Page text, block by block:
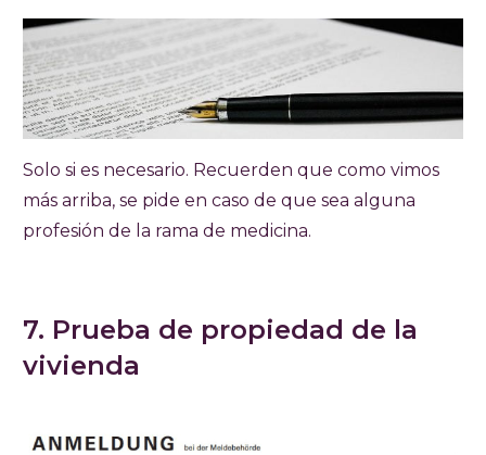
Solo si es necesario. Recuerden que como vimos
más arriba, se pide en caso de que sea alguna
profesión de la rama de medicina.
7. Prueba de propiedad de la
vivienda